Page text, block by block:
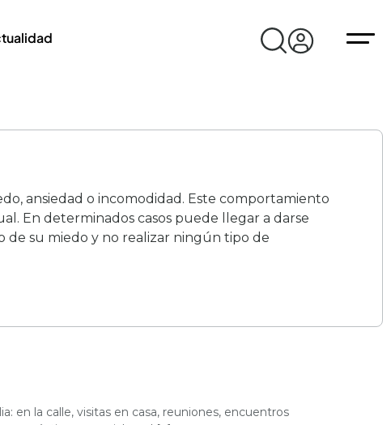
ansiedad o incomodidad. Este comportamiento
En determinados casos puede llegar a darse
de su miedo y no realizar ningún tipo de
en la calle, visitas en casa, reuniones, encuentros